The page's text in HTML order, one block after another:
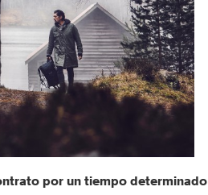
por un tiempo determinado